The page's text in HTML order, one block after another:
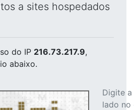
a sites hospedados
do IP 216.73.217.9,
abaixo.
Digite
lado no